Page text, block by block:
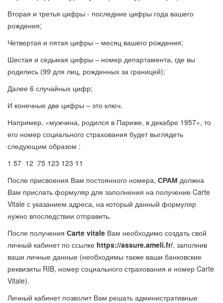
Вторая и третья цифры - последние цифры года вашего
рождения;
Четвертая и пятая цифры – месяц вашего рождения;
Шестая и седьмая цифры – номер департамента, где вы
родились (99 для лиц, рожденных за границей);
Далее 6 случайных цифр;
И конечные две цифры – это ключ.
Например, «мужчина, родился в Париже, в декабре 1957», то
его номер социального страхования будет выглядеть
следующим образом :
1 57 12 75 123 123 11
После присвоения Вам постоянного номера, СРАМ должна
Вам прислать формуляр для заполнения на получение Carte
Vitale с указанием адреса, на который данный формуляр
нужно впоследствии отправить.
После получения Сarte vitale Вам необходимо создать свой
личный кабинет по ссылке https://assure.ameli.fr/, заполнив
ваши личные данные (необходимы также ваши банковские
реквизиты RIB, номер социального страхования и номер Carte
Vitale).
Личный кабинет позволит Вам решать административные